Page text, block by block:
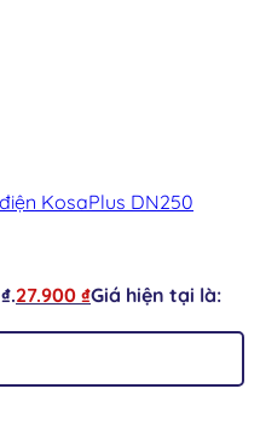
KosaPlus DN250
27.900 ₫Giá hiện tại là: